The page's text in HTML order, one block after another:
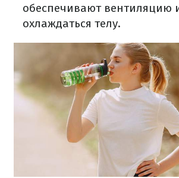
обеспечивают вентиляцию
охлаждаться телу.